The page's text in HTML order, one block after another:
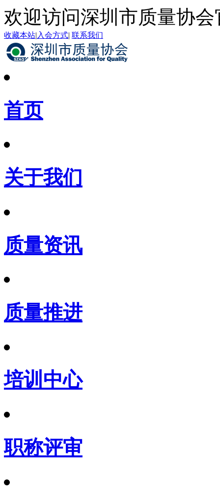
欢迎访问深圳市质量协会
收藏本站| 入会方式| 联系我们
首页
关于我们
质量资讯
质量推进
培训中心
职称评审